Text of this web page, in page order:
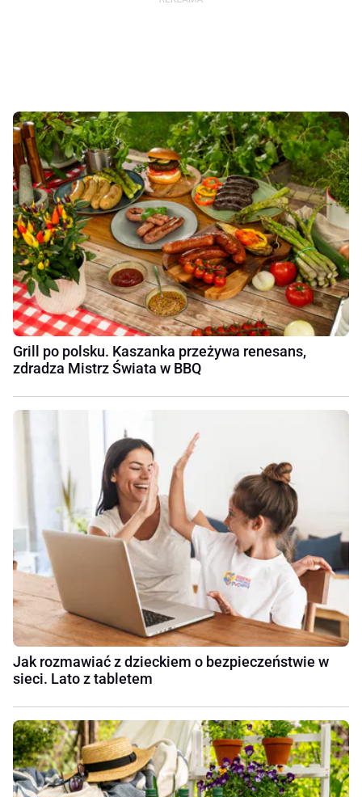
Grill po polsku. Kaszanka przeżywa renesans,
zdradza Mistrz Świata w BBQ
Jak rozmawiać z dzieckiem o bezpieczeństwie w
sieci. Lato z tabletem